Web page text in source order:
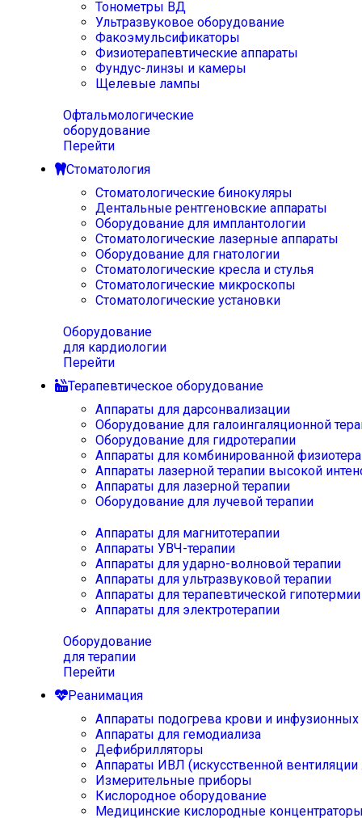
Тонометры ВД
Ультразвуковое оборудование
Факоэмульсификаторы
Физиотерапевтические аппараты
Фундус-линзы и камеры
Щелевые лампы
Офтальмологические
оборудование
Перейти
Стоматология
Стоматологические бинокуляры
Дентальные рентгеновские аппараты
Оборудование для имплантологии
Стоматологические лазерные аппараты
Оборудование для гнатологии
Стоматологические кресла и стулья
Стоматологические микроскопы
Стоматологические установки
Оборудование
для кардиологии
Перейти
Терапевтическое оборудование
Аппараты для дарсонвализации
Оборудование для галоингаляционной
Оборудование для гидротерапии
Аппараты для комбинированной
Аппараты лазерной терапии высокой
Аппараты для лазерной терапии
Оборудование для лучевой терапии
Аппараты для магнитотерапии
Аппараты УВЧ-терапии
Аппараты для ударно-волновой терапии
Аппараты для ультразвуковой терапии
Аппараты для терапевтической
Аппараты для электротерапии
Оборудование
для терапии
Перейти
Реанимация
Аппараты подогрева крови и инфузионных
Аппараты для гемодиализа
Дефибрилляторы
Аппараты ИВЛ (искусственной вентиляции
Измерительные приборы
Кислородное оборудование
Медицинские кислородные